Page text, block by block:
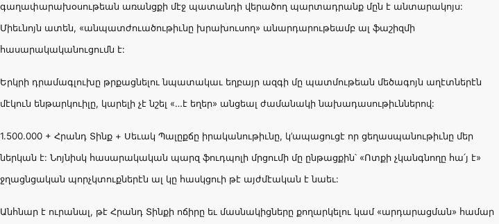
գաղափարախօսութեան առանցքի մէջ պատանդի վերածող պարտադրանք մըն է անտարակոյս:
Միեւնոյն ատեն, «անպատժուածութիւնը խրախուսող» անարդարութեամբ ալ ֆաշիզմի
հասարակականուցումն է:
Երկրի դրամագլուխը թրքացնելու նպատակաւ եղբայր ազգի մը պատմութեան մեծագոյն աղէտներէն
մէկուն ենթարկուիլը, կարելի չէ նշել «…է եղեր» անցեալ ժամանակի նախադասութիւններով:
1.500.000 + Հրանդ Տինք + Սեւակ Պալըքճը իրականութիւնը, կ’ապացուցէ որ ցեղասպանութիւնը մեր
ներկան է: Նոյնիսկ հասարակական պարզ ֆուդպոլի մրցումի մը ընթացքին՝ «Ոտքի չկանգնողը հա՛յ է»
ջղացնցական պորչկտուքներէն ալ կը հասկցուի թէ այժմէական է նաեւ:
Անհնար է ուրանալ, թէ Հրանդ Տինքի ոճիրը եւ մասնակիցները քողարկելու կամ «արդարացման» համար